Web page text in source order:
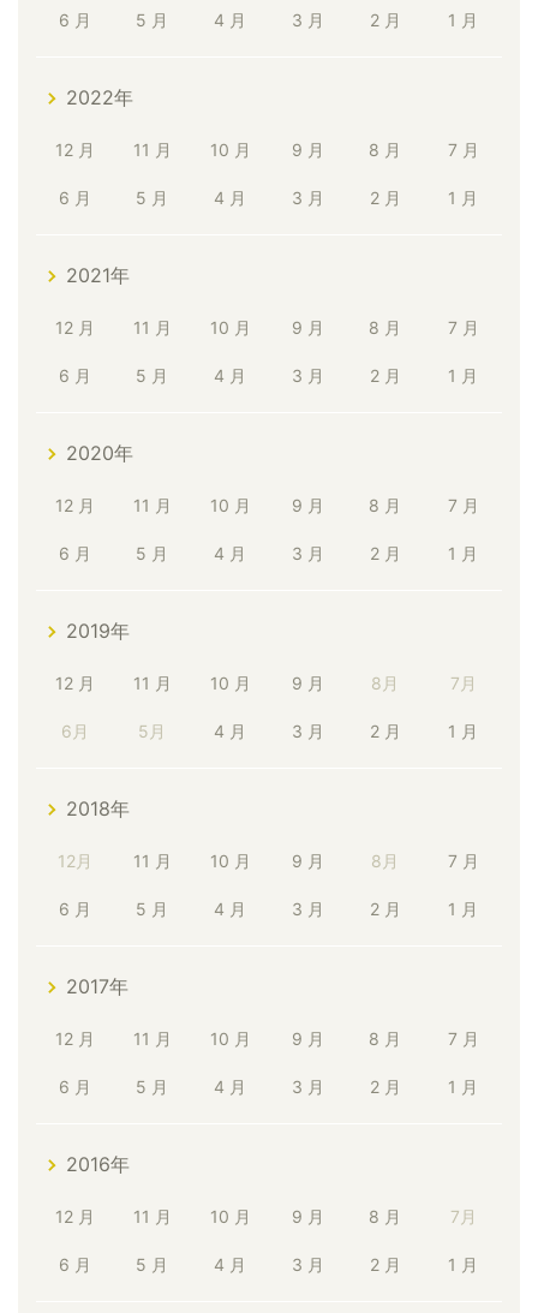
6 月 5 月 4 月 3 月 2 月 1 月
2022年
12 月 11 月 10 月 9 月 8 月 7 月
6 月 5 月 4 月 3 月 2 月 1 月
2021年
12 月 11 月 10 月 9 月 8 月 7 月
6 月 5 月 4 月 3 月 2 月 1 月
2020年
12 月 11 月 10 月 9 月 8 月 7 月
6 月 5 月 4 月 3 月 2 月 1 月
2019年
12 月 11 月 10 月 9 月 8月 7月
6月 5月 4 月 3 月 2 月 1 月
2018年
12月 11 月 10 月 9 月 8月 7 月
6 月 5 月 4 月 3 月 2 月 1 月
2017年
12 月 11 月 10 月 9 月 8 月 7 月
6 月 5 月 4 月 3 月 2 月 1 月
2016年
12 月 11 月 10 月 9 月 8 月 7月
6 月 5 月 4 月 3 月 2 月 1 月